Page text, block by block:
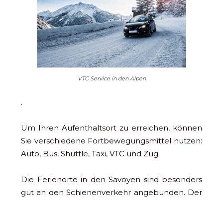
VTC Service in den Alpen
.
Um Ihren Aufenthaltsort zu erreichen, können
Sie verschiedene Fortbewegungsmittel nutzen:
Auto, Bus, Shuttle, Taxi, VTC und Zug.
Die Ferienorte in den Savoyen sind besonders
gut an den Schienenverkehr angebunden. Der